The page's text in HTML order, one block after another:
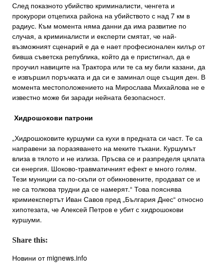
След показното убийство криминалисти, ченгета и
прокурори отцепиха района на убийството с над 7 км в
радиус. Към момента няма данни да има развитие по
случая, а криминалисти и експерти смятат, че най-
възможният сценарий е да е нает професионален килър от
бивша съветска република, който да е пристигнал, да е
проучил навиците на Трактора или те са му били казани, да
е извършил поръчката и да си е заминал още същия ден. В
момента местоположението на Мирослава Михайлова не е
известно може би заради нейната безопасност.
Хидрошокови патрони
„Хидрошоковите куршуми са кухи в предната си част. Те са
направени за поразяването на меките тъкани. Куршумът
влиза в тялото и не излиза. Пръсва се и разпределя цялата
си енергия. Шоково-травматичният ефект е много голям.
Тези муниции са по-скъпи от обикновените, продават се и
не са толкова трудни да се намерят.“ Това пояснява
кримиекспертът Иван Савов пред „България Днес“ относно
хипотезата, че Алексей Петров е убит с хидрошокови
куршуми.
Share this:
Новини от mignews.info